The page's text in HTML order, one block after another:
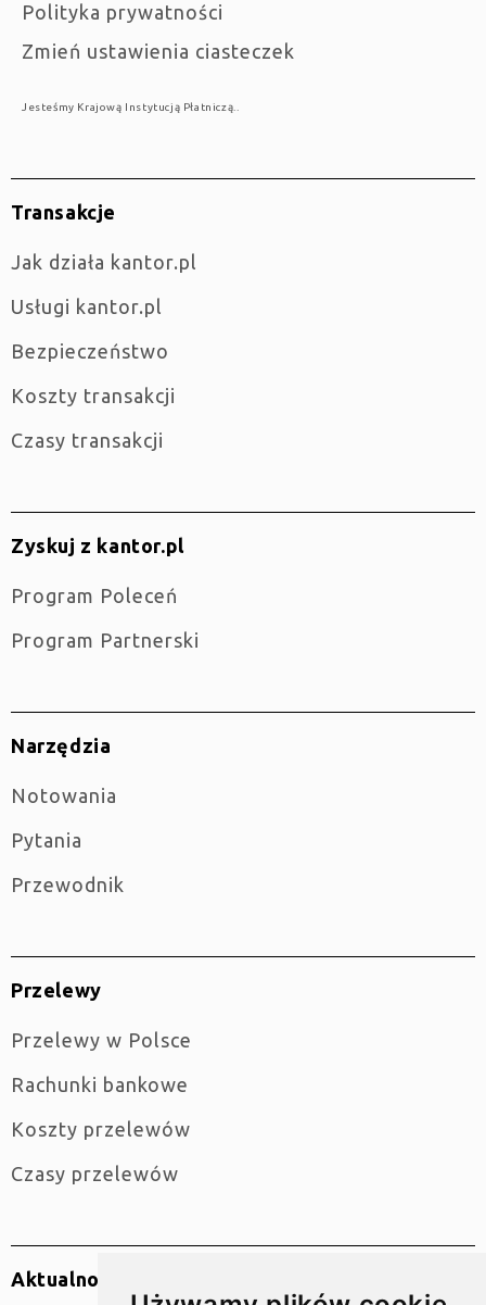
Polityka prywatności
Zmień ustawienia ciasteczek
Jesteśmy Krajową Instytucją Płatniczą..
Transakcje
jak działa kantor.pl
Usługi kantor.pl
Bezpieczeństwo
Koszty transakcji
Czasy transakcji
Zyskuj z kantor.pl
Program Poleceń
Program Partnerski
Narzędzia
Notowania
Pytania
Przewodnik
Przelewy
Przelewy w Polsce
Rachunki bankowe
Koszty przelewów
Czasy przelewów
Aktualności